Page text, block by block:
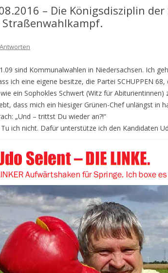
– Die Königsdisziplin
Straßenwahlkampf.
sind Kommunalwahlen in Niedersachsen. Ich
ich eine eigene besitze, die Partei SCHUPPEN
ein Sophokles Schwert (Witz für
dass mich ein hiesiger Grünen-Chef unlängst in
„Und – trittst Du wieder an?!“
ich nicht. Dafür unterstütze ich den Kandidaten